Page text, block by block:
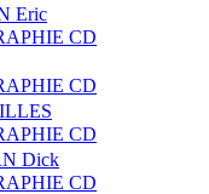
Eric
CD
CD
CD
Dick
CD